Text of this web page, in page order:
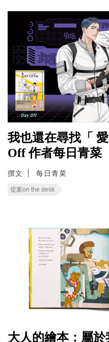
我也還在尋找「
Off 作者每日青菜
撰文 每日青菜
提案on the desk
大人的繪本：屬